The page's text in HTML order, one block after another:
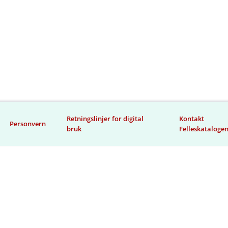
Personvern
Retningslinjer for digital
bruk
Kontakt
Felleskatalogen